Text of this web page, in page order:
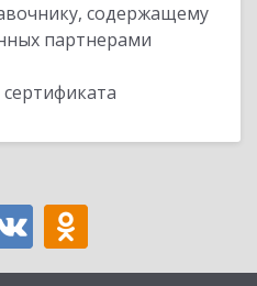
содержащему
партнерами